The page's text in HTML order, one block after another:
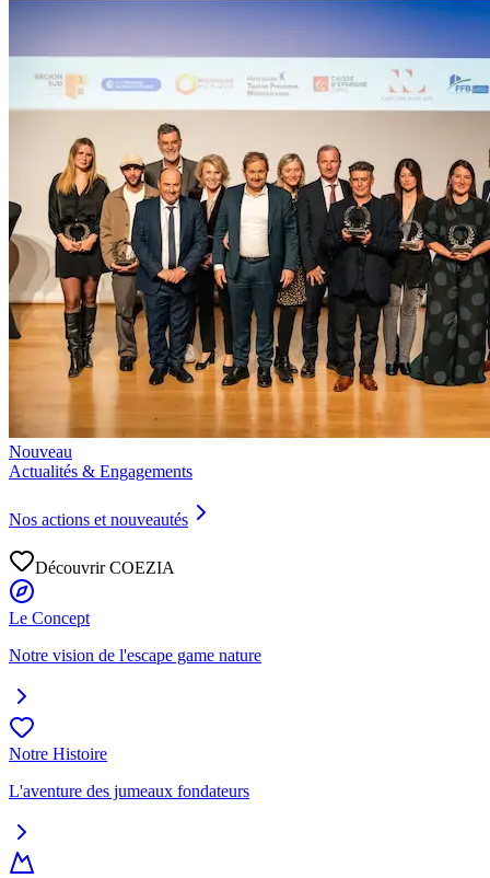
Nouveau
Actualités & Engagements
Nos actions et nouveautés
Découvrir COEZIA
Le Concept
Notre vision de l'escape game nature
Notre Histoire
L'aventure des jumeaux fondateurs